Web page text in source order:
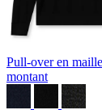
Pull-over en
montant